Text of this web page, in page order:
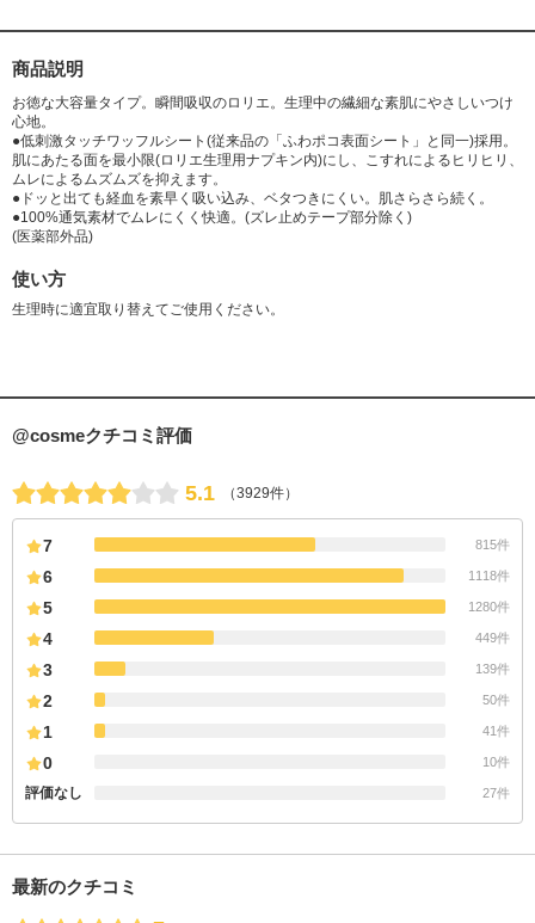
商品説明
お徳な大容量タイプ。瞬間吸収のロリエ。生理中の繊細な素肌にやさしいつけ
心地。
●低刺激タッチワッフルシート(従来品の「ふわポコ表面シート」と同一)採用。
肌にあたる面を最小限(ロリエ生理用ナプキン内)にし、こすれによるヒリヒリ、
ムレによるムズムズを抑えます。
●ドッと出ても経血を素早く吸い込み、ベタつきにくい。肌さらさら続く。
●100%通気素材でムレにくく快適。(ズレ止めテープ部分除く)
(医薬部外品)
使い方
生理時に適宜取り替えてご使用ください。
@cosmeクチコミ評価
5.1 （3929件）
7 815件
6 1118件
5 1280件
4 449件
3 139件
2 50件
1 41件
0 10件
評価なし 27件
最新のクチコミ